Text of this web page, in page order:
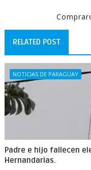
RELATED POST
NOTICIAS DE PARAGUAY
Padre e hijo fallecen
Hernandarias.